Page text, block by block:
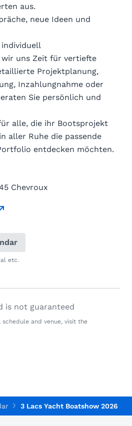
aus.
neue Ideen und
individuell
uns Zeit für vertiefte
Projektplanung,
Inzahlungnahme oder
Sie persönlich und
alle, die ihr Bootsprojekt
aller Ruhe die passende
entdecken möchten.
Chevroux
etc.
is not guaranteed
and venue, visit the
3 Lacs Yacht Boatshow 2026 -